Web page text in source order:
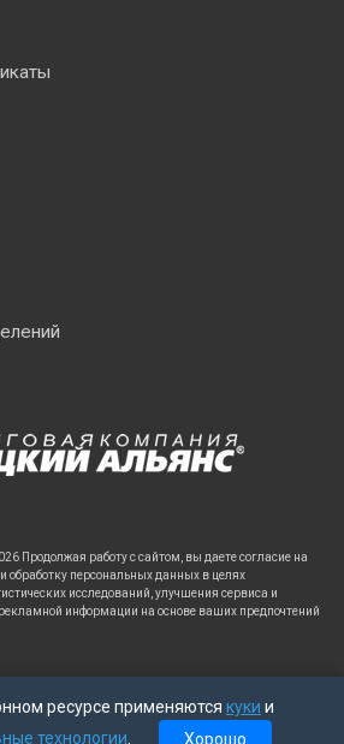
ресурсе применяются куки и
технологии. Хорошо
Продолжая работу с сайтом, вы даете согласие на
обработку персональных данных в целях
исследований, улучшения сервиса и
информации на основе ваших предпочтений